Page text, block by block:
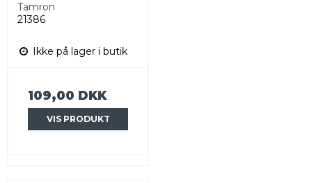
Tamron
21386
Ikke på lager i butik
109,00 DKK
VIS PRODUKT